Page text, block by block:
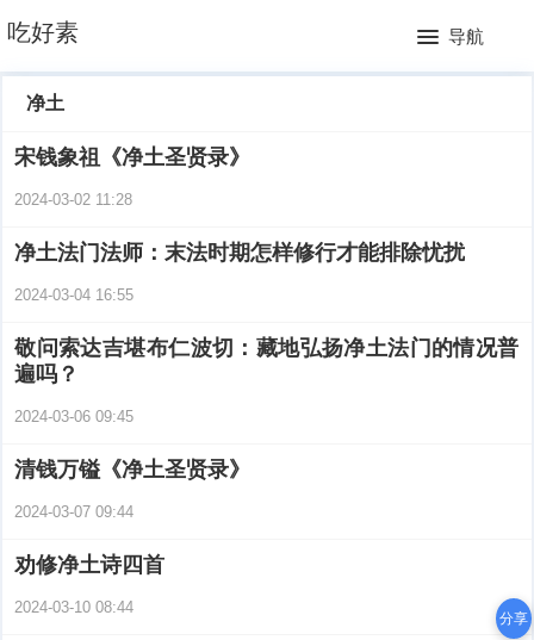
吃好素 导航
网
站
月
行
榜
净土
宋钱象祖《净土圣贤录》
2024-03-02 11:28
净土法门法师：末法时期怎样修行才能排除忧扰
2024-03-04 16:55
敬问索达吉堪布仁波切：藏地弘扬净土法门的情况普
遍吗？
2024-03-06 09:45
清钱万镒《净土圣贤录》
2024-03-07 09:44
劝修净土诗四首
2024-03-10 08:44
分享